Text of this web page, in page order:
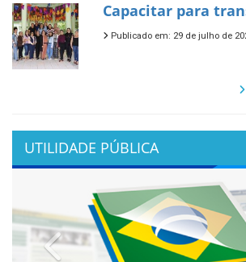
Capacitar para
Publicado em: 29 de julho de
UTILIDADE PÚBLICA
Previous